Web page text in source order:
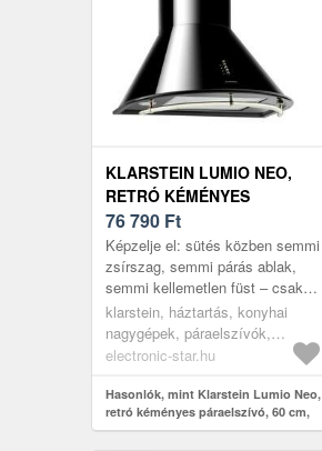
KLARSTEIN LUMIO NEO,
RETRÓ KÉMÉNYES
PÁRAELSZÍVÓ, 60 CM, 610
M³/Ó, NEMESACÉL, FEKETE
76 790 Ft
Képzelje el: sütés közben semmi
zsírszag, semmi párás ablak,
semmi kellemetlen füst – csak a
főzés öröme. A Klarstein Lumio
Neo páraelszívó pontosa...
klarstein, háztartás, konyhai
nagygépek, páraelszívók,
kéményes és fali páraelszívók
electronic-star.hu
Hasonlók, mint Klarstein Lumio Neo,
retró kéményes páraelszívó, 60 cm,
610 m³/ó, nemesacél, fekete